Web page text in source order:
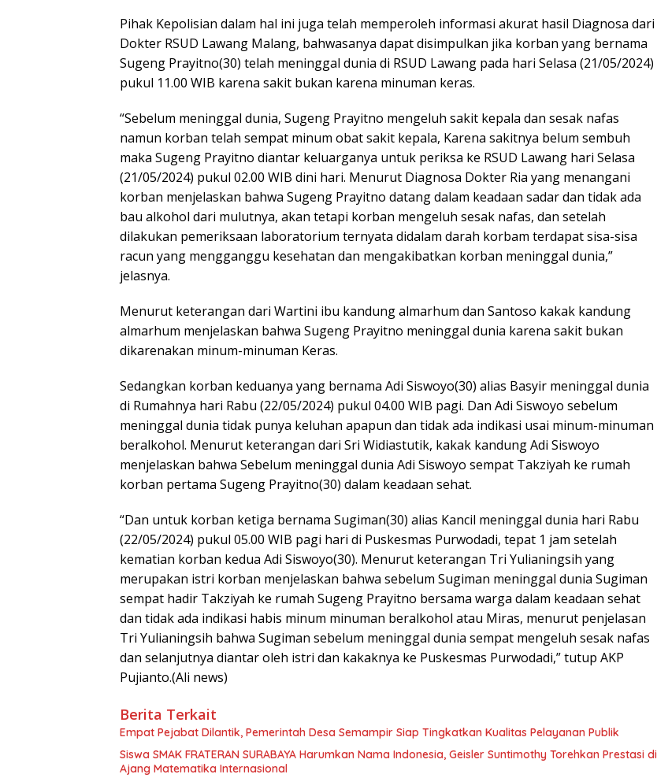
Pihak Kepolisian dalam hal ini juga telah memperoleh informasi akurat hasil Diagnosa dari
Dokter RSUD Lawang Malang, bahwasanya dapat disimpulkan jika korban yang bernama
Sugeng Prayitno(30) telah meninggal dunia di RSUD Lawang pada hari Selasa (21/05/2024)
pukul 11.00 WIB karena sakit bukan karena minuman keras.
“Sebelum meninggal dunia, Sugeng Prayitno mengeluh sakit kepala dan sesak nafas
namun korban telah sempat minum obat sakit kepala, Karena sakitnya belum sembuh
maka Sugeng Prayitno diantar keluarganya untuk periksa ke RSUD Lawang hari Selasa
(21/05/2024) pukul 02.00 WIB dini hari. Menurut Diagnosa Dokter Ria yang menangani
korban menjelaskan bahwa Sugeng Prayitno datang dalam keadaan sadar dan tidak ada
bau alkohol dari mulutnya, akan tetapi korban mengeluh sesak nafas, dan setelah
dilakukan pemeriksaan laboratorium ternyata didalam darah korbam terdapat sisa-sisa
racun yang mengganggu kesehatan dan mengakibatkan korban meninggal dunia,”
jelasnya.
Menurut keterangan dari Wartini ibu kandung almarhum dan Santoso kakak kandung
almarhum menjelaskan bahwa Sugeng Prayitno meninggal dunia karena sakit bukan
dikarenakan minum-minuman Keras.
Sedangkan korban keduanya yang bernama Adi Siswoyo(30) alias Basyir meninggal dunia
di Rumahnya hari Rabu (22/05/2024) pukul 04.00 WIB pagi. Dan Adi Siswoyo sebelum
meninggal dunia tidak punya keluhan apapun dan tidak ada indikasi usai minum-minuman
beralkohol. Menurut keterangan dari Sri Widiastutik, kakak kandung Adi Siswoyo
menjelaskan bahwa Sebelum meninggal dunia Adi Siswoyo sempat Takziyah ke rumah
korban pertama Sugeng Prayitno(30) dalam keadaan sehat.
“Dan untuk korban ketiga bernama Sugiman(30) alias Kancil meninggal dunia hari Rabu
(22/05/2024) pukul 05.00 WIB pagi hari di Puskesmas Purwodadi, tepat 1 jam setelah
kematian korban kedua Adi Siswoyo(30). Menurut keterangan Tri Yulianingsih yang
merupakan istri korban menjelaskan bahwa sebelum Sugiman meninggal dunia Sugiman
sempat hadir Takziyah ke rumah Sugeng Prayitno bersama warga dalam keadaan sehat
dan tidak ada indikasi habis minum minuman beralkohol atau Miras, menurut penjelasan
Tri Yulianingsih bahwa Sugiman sebelum meninggal dunia sempat mengeluh sesak nafas
dan selanjutnya diantar oleh istri dan kakaknya ke Puskesmas Purwodadi,” tutup AKP
Pujianto.(Ali news)
Berita Terkait
Empat Pejabat Dilantik, Pemerintah Desa Semampir Siap Tingkatkan Kualitas Pelayanan Publik
Siswa SMAK FRATERAN SURABAYA Harumkan Nama Indonesia, Geisler Suntimothy Torehkan Prestasi di
Ajang Matematika Internasional